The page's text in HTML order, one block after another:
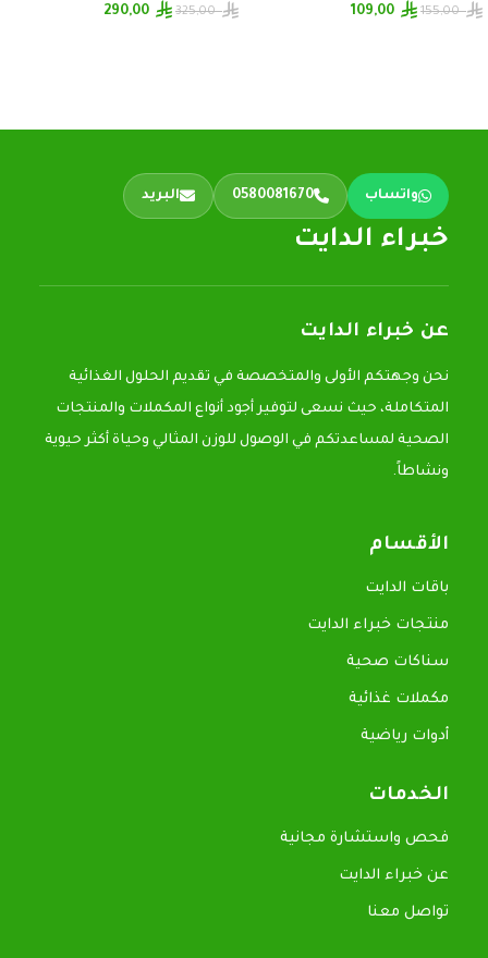
155,00
109,00
325,00
290,00
واتساب 0580081670 البريد
خبراء الدايت
عن خبراء الدايت
نحن وجهتكم الأولى والمتخصصة في تقديم الحلول الغذائية
المتكاملة، حيث نسعى لتوفير أجود أنواع المكملات والمنتجات
الصحية لمساعدتكم في الوصول للوزن المثالي وحياة أكثر حيوية
ونشاطاً.
الأقسام
باقات الدايت
منتجات خبراء الدايت
سناكات صحية
مكملات غذائية
أدوات رياضية
الخدمات
فحص واستشارة مجانية
عن خبراء الدايت
تواصل معنا